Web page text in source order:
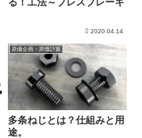
2020.04.14
原価企画・原価計算
多条ねじとは？仕組みと用
途。